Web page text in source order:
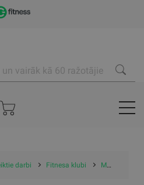
darbi Fitnesa klubi MyFitness Galleria Riga